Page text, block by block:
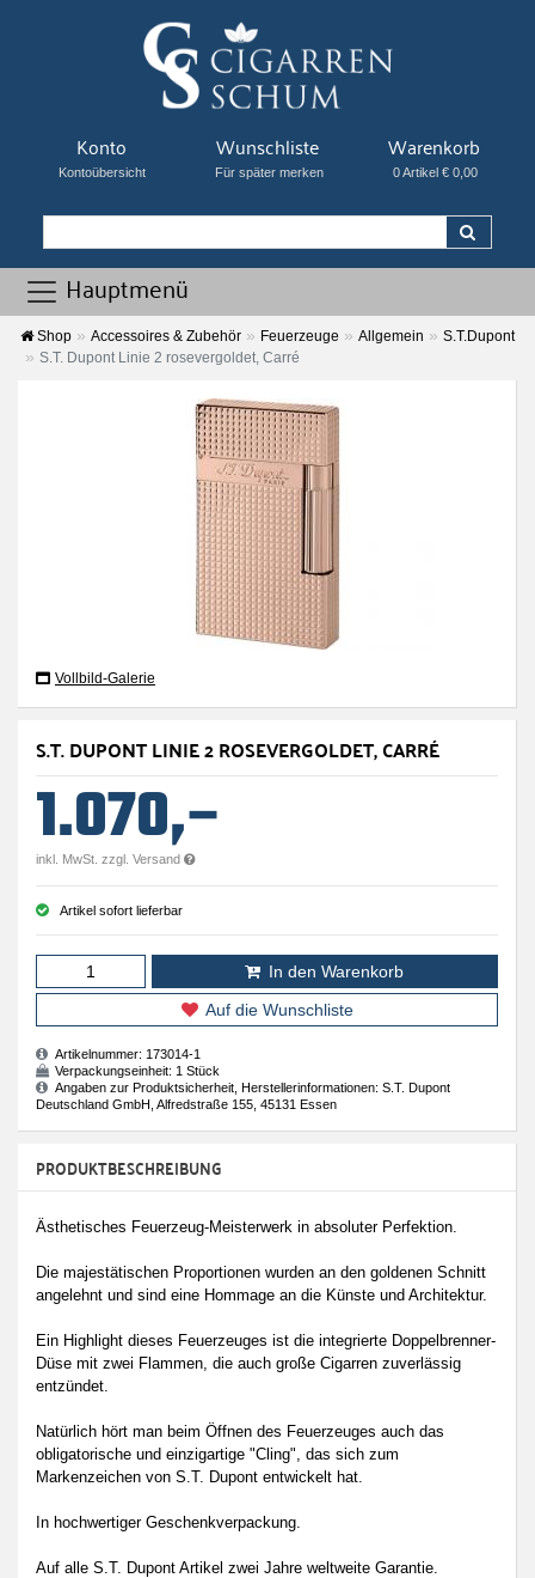
Konto
Kontoübersicht
Wunschliste
Für später merken
Warenkorb
0 Artikel € 0,00
Hauptmenü
Shop Accessoires & Zubehör Feuerzeuge Allgemein
S.T.Dupont
S.T. Dupont Linie 2 rosevergoldet, Carré
Vollbild-Galerie
S.T. DUPONT LINIE 2 ROSEVERGOLDET, CARRÉ
1.070,–
inkl. MwSt. zzgl. Versand
Artikel sofort lieferbar
In den Warenkorb
Auf die Wunschliste
Artikelnummer: 173014-1
Verpackungseinheit: 1 Stück
Angaben zur Produktsicherheit, Herstellerinformationen: S.T. Dupont
Deutschland GmbH, Alfredstraße 155, 45131 Essen
PRODUKTBESCHREIBUNG
Ästhetisches Feuerzeug-Meisterwerk in absoluter Perfektion.
Die majestätischen Proportionen wurden an den goldenen Schnitt
angelehnt und sind eine Hommage an die Künste und Architektur.
Ein Highlight dieses Feuerzeuges ist die integrierte Doppelbrenner-
Düse mit zwei Flammen, die auch große Cigarren zuverlässig
entzündet.
Natürlich hört man beim Öffnen des Feuerzeuges auch das
obligatorische und einzigartige "Cling", das sich zum
Markenzeichen von S.T. Dupont entwickelt hat.
In hochwertiger Geschenkverpackung.
Auf alle S.T. Dupont Artikel zwei Jahre weltweite Garantie.